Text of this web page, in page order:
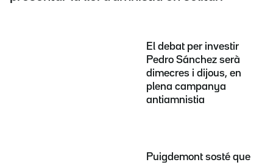
El debat per investir
Pedro Sánchez serà
dimecres i dijous, en
plena campanya
antiamnistia
Puigdemont sosté que